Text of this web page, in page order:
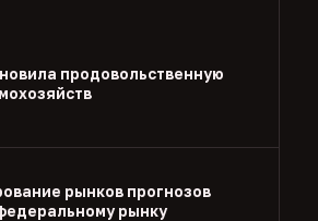
продовольственную
рынков прогнозов
рынку